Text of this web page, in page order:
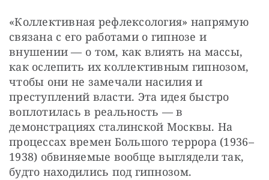
«Коллективная рефлексология» напрямую
связана с его работами о гипнозе и
внушении — о том, как влиять на массы,
как ослепить их коллективным гипнозом,
чтобы они не замечали насилия и
преступлений власти. Эта идея быстро
воплотилась в реальность — в
демонстрациях сталинской Москвы. На
процессах времен Большого террора (1936–
1938) обвиняемые вообще выглядели так,
будто находились под гипнозом.